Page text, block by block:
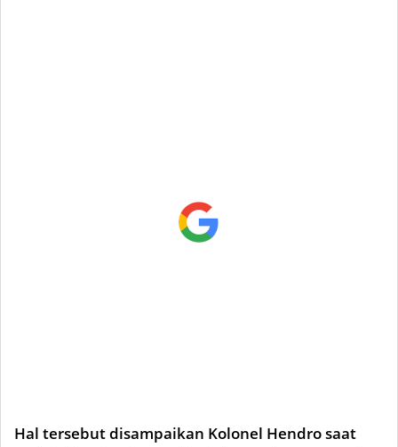
Hal tersebut disampaikan Kolonel Hendro saat